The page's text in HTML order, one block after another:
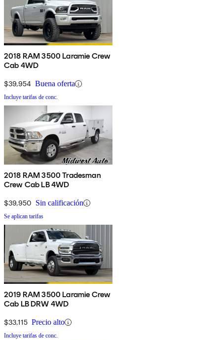
2018 RAM 3500 Laramie Crew
Cab 4WD
$39,954 Buena oferta
Incluye tarifas de conc.
2018 RAM 3500 Tradesman
Crew Cab LB 4WD
$39,950 Sin calificación
Se aplican tarifas
2019 RAM 3500 Laramie Crew
Cab LB DRW 4WD
$33,115 Precio alto
Incluye tarifas de conc.